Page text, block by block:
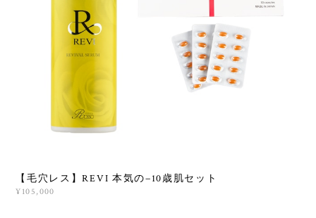
【毛穴レス】REVI 本気の−10歳肌セット
¥105,000